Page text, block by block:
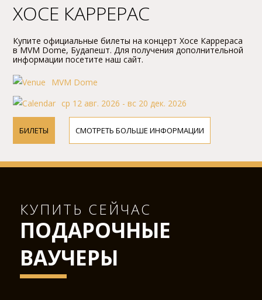
ХОСЕ КАРРЕРАС
Купите официальные билеты на концерт Хосе Каррераса
в MVM Dome, Будапешт. Для получения дополнительной
информации посетите наш сайт.
MVM Dome
ср 12 авг. 2026 - вс 20 дек. 2026
БИЛЕТЫ СМОТРЕТЬ БОЛЬШЕ ИНФОРМАЦИИ
КУПИТЬ СЕЙЧАС
ПОДАРОЧНЫЕ
ВАУЧЕРЫ